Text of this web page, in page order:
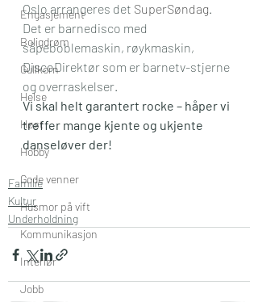
Engasjement
Boligdrøm
Gullkorn
Helse
Høst
Hobby
Gode venner
Husmor på vift
Kommunikasjon
Interiør
Jobb
Oslo arrangeres det SuperSøndag.
Det er barnedisco med
såpeboblemaskin, røykmaskin,
DiscoDirektør som er barnetv-stjerne
og overraskelser.
Vi skal helt garantert rocke – håper vi
treffer mange kjente og ukjente
danseløver der!
Familie
Kultur
Underholdning